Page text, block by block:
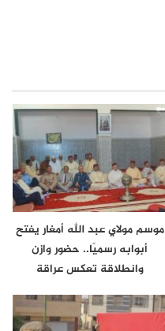
موسم مولاي عبد الله أمغار يفتح
أبوابه رسميًا.. حضور وازن
وانطلاقة تعكس عراقة